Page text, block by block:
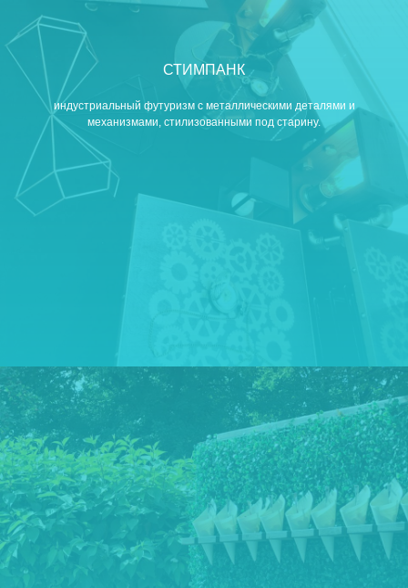
СТИМПАНК
индустриальный футуризм с металлическими деталями и
механизмами, стилизованными под старину.